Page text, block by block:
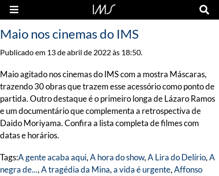
Maio nos cinemas do IMS
Publicado em 13 de abril de 2022 às 18:50.
Maio agitado nos cinemas do IMS com a mostra Máscaras,
trazendo 30 obras que trazem esse acessório como ponto de
partida. Outro destaque é o primeiro longa de Lázaro Ramos
e um documentário que complementa a retrospectiva de
Daido Moriyama. Confira a lista completa de filmes com
datas e horários.
Tags:A gente acaba aqui,A hora do show,A Lira do Delírio,A
negra de...,A tragédia da Mina,a vida é urgente,Affonso